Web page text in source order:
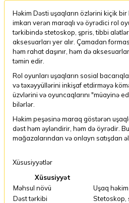
Həkim Dəsti uşaqların özlərini kiçik
imkan verən maraqlı və öyrədici rol
tərkibində stetoskop, şpris, tibbi
aksesuarları yer alır. Çamadan
həm rahat daşınır, həm də
təmin edir.
Rol oyunları uşaqların sosial
və təxəyyüllərini inkişaf etdirməyə
üzvlərini və oyuncaqlarını "müayinə
bilərlər.
Həkim peşəsinə maraq göstərən
dəst həm əyləndirir, həm də öyrədir.
mağazalarından və onlayn satışdan
Xüsusiyyətlər
Xüsusiyyət
Məhsul növü
Uşaq
Dəst tərkibi
Stetoskop,